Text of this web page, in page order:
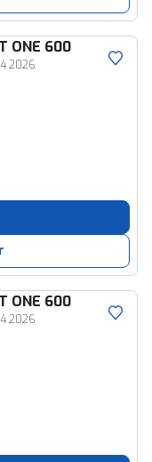
ONE 600
2026
ONE 600
2026